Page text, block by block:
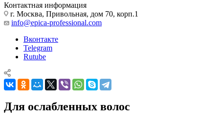
Контактная информация
г. Москва, Привольная, дом 70, корп.1
info@epica-professional.com
Вконтакте
Telegram
Rutube
Для ослабленных волос